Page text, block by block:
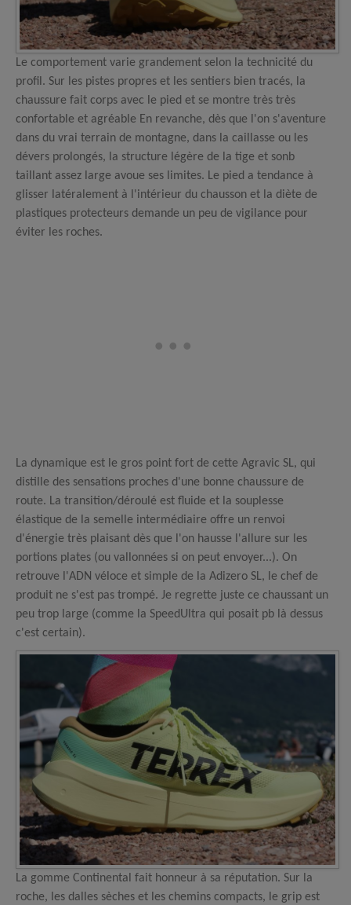
Le comportement varie grandement selon la technicité du
profil. Sur les pistes propres et les sentiers bien tracés, la
chaussure fait corps avec le pied et se montre très très
confortable et agréable En revanche, dès que l'on s'aventure
dans du vrai terrain de montagne, dans la caillasse ou les
dévers prolongés, la structure légère de la tige et sonb
taillant assez large avoue ses limites. Le pied a tendance à
glisser latéralement à l'intérieur du chausson et la diète de
plastiques protecteurs demande un peu de vigilance pour
éviter les roches.
La dynamique est le gros point fort de cette Agravic SL, qui
distille des sensations proches d'une bonne chaussure de
route. La transition/déroulé est fluide et la souplesse
élastique de la semelle intermédiaire offre un renvoi
d'énergie très plaisant dès que l'on hausse l'allure sur les
portions plates (ou vallonnées si on peut envoyer...). On
retrouve l'ADN véloce et simple de la Adizero SL, le chef de
produit ne s'est pas trompé. Je regrette juste ce chaussant un
peu trop large (comme la SpeedUltra qui posait pb là dessus
c'est certain).
La gomme Continental fait honneur à sa réputation. Sur la
roche, les dalles sèches et les chemins compacts, le grip est